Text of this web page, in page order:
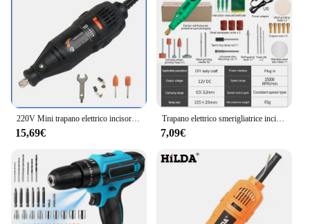
15,69€
Trapano elettrico smerigliatrice incisore penna smerigliatrice Mini trapano lucidatura utensile rotante elettrico rettificatrice strumento domestico in miniatura
7,09€